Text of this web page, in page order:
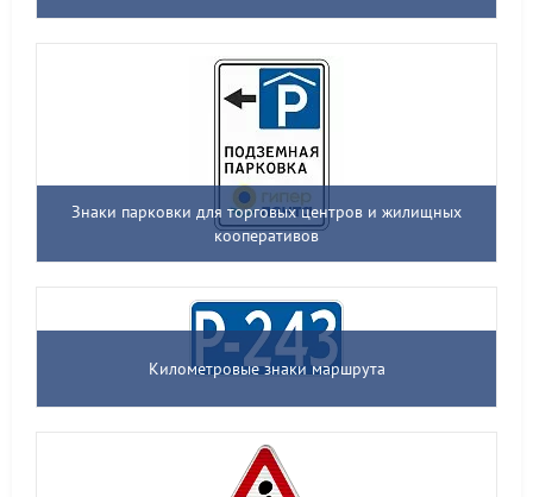
Знаки парковки для торговых центров и жилищных
кооперативов
Километровые знаки маршрута